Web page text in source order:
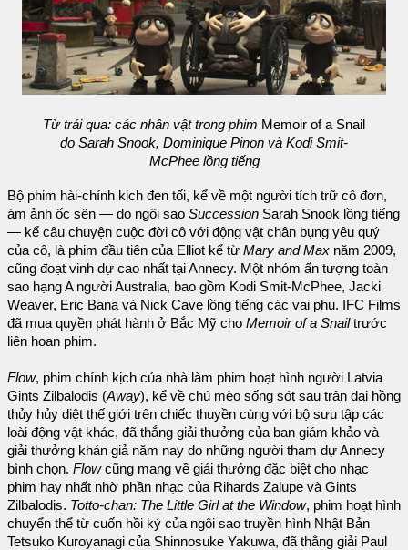
Từ trái qua: các nhân vật trong phim Memoir of a Snail
do Sarah Snook, Dominique Pinon và Kodi Smit-
McPhee lồng tiếng
Bộ phim hài-chính kịch đen tối, kể về một người tích trữ cô đơn,
ám ảnh ốc sên — do ngôi sao Succession Sarah Snook lồng tiếng
— kể câu chuyện cuộc đời cô với động vật chân bụng yêu quý
của cô, là phim đầu tiên của Elliot kể từ Mary and Max năm 2009,
cũng đoạt vinh dự cao nhất tại Annecy. Một nhóm ấn tượng toàn
sao hạng A người Australia, bao gồm Kodi Smit-McPhee, Jacki
Weaver, Eric Bana và Nick Cave lồng tiếng các vai phụ. IFC Films
đã mua quyền phát hành ở Bắc Mỹ cho Memoir of a Snailtrước
liên hoan phim.
Flow, phim chính kịch của nhà làm phim hoạt hình người Latvia
Gints Zilbalodis (Away), kể về chú mèo sống sót sau trận đại hồng
thủy hủy diệt thế giới trên chiếc thuyền cùng với bộ sưu tập các
loài động vật khác, đã thắng giải thưởng của ban giám khảo và
giải thưởng khán giả năm nay do những người tham dự Annecy
bình chọn. Flowcũng mang về giải thưởng đặc biệt cho nhạc
phim hay nhất nhờ phần nhạc của Rihards Zalupe và Gints
Zilbalodis. Totto-chan: The Little Girl at the Window, phim hoạt hình
chuyển thể từ cuốn hồi ký của ngôi sao truyền hình Nhật Bản
Tetsuko Kuroyanagi của Shinnosuke Yakuwa, đã thắng giải Paul